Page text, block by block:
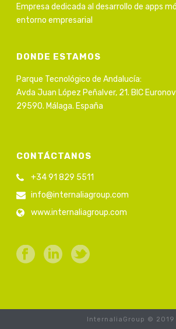
Empresa dedicada al desarrollo de apps
entorno empresarial
DONDE ESTAMOS
Parque Tecnológico de Andalucía:
Avda Juan López Peñalver, 21. BIC
29590. Málaga. España
CONTÁCTANOS
+34 91 829 5511
info@internaliagroup.com
www.internaliagroup.com
InternaliaGroup © 2019